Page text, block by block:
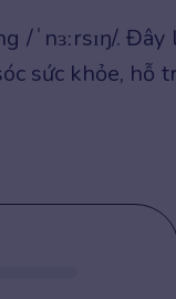
/ˈnɜːrsɪŋ/. Đây
sức khỏe, hỗ